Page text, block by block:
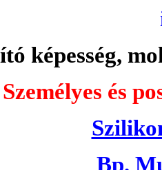
képesség,
Személyes és
Bp.